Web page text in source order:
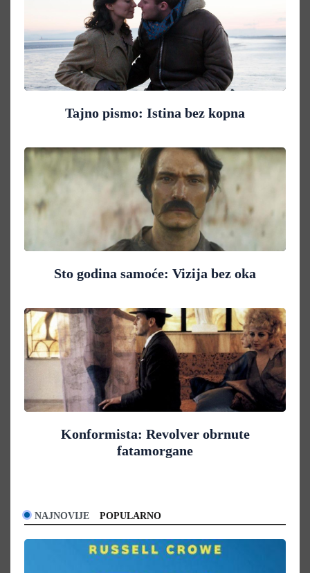
Tajno pismo: Istina bez kopna
Sto godina samoće: Vizija bez oka
Konformista: Revolver obrnute
fatamorgane
NAJNOVIJE POPULARNO